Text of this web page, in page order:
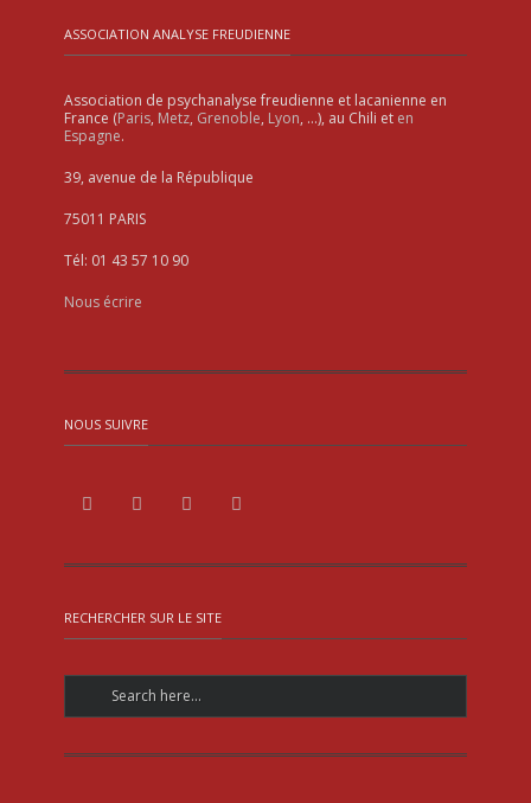
ASSOCIATION ANALYSE FREUDIENNE
Association de psychanalyse freudienne et lacanienne en
France (Paris, Metz, Grenoble, Lyon, …), au Chili et en
Espagne.
39, avenue de la République
75011 PARIS
Tél: 01 43 57 10 90
Nous écrire
NOUS SUIVRE
RECHERCHER SUR LE SITE